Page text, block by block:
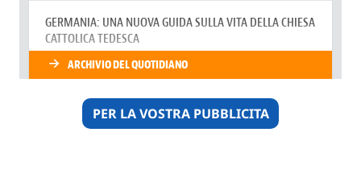
PER LA VOSTRA PUBBLICITA